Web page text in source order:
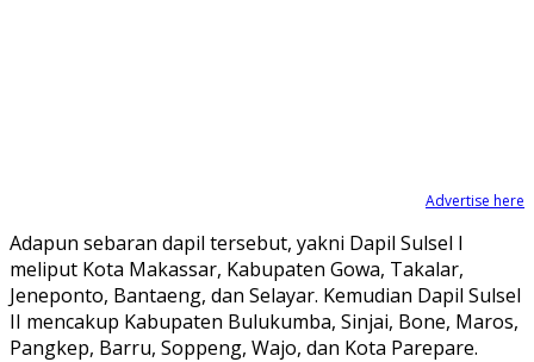
Advertise here
Adapun sebaran dapil tersebut, yakni Dapil Sulsel I
meliput Kota Makassar, Kabupaten Gowa, Takalar,
Jeneponto, Bantaeng, dan Selayar. Kemudian Dapil Sulsel
II mencakup Kabupaten Bulukumba, Sinjai, Bone, Maros,
Pangkep, Barru, Soppeng, Wajo, dan Kota Parepare.